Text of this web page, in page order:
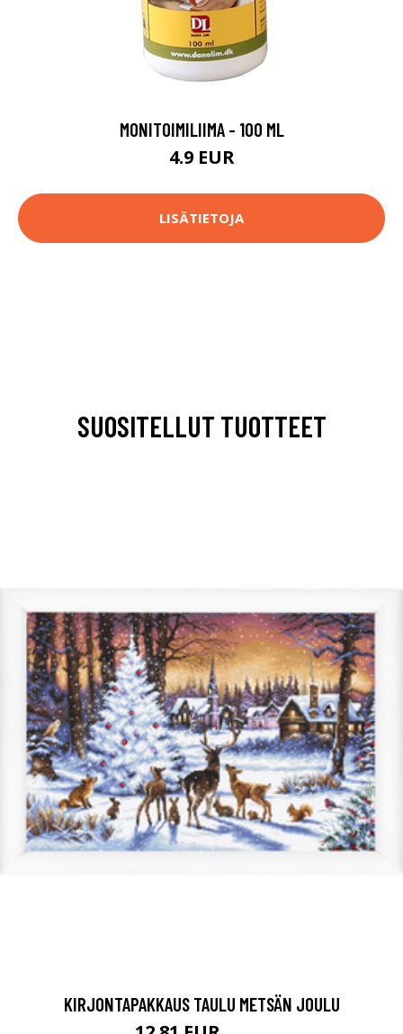
MONITOIMILIIMA - 100 ML
4.9 EUR
LISÄTIETOJA
SUOSITELLUT TUOTTEET
KIRJONTAPAKKAUS TAULU METSÄN JOULU